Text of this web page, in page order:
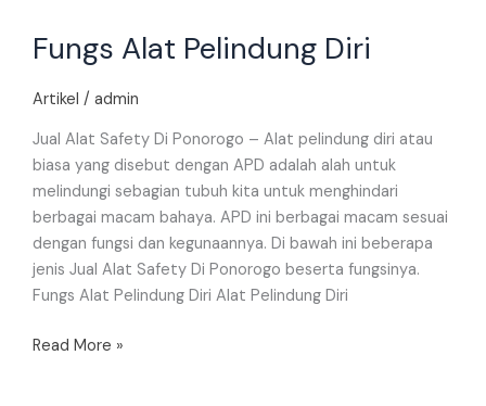
Fungs Alat Pelindung Diri
Artikel / admin
Jual Alat Safety Di Ponorogo – Alat pelindung diri atau
biasa yang disebut dengan APD adalah alah untuk
melindungi sebagian tubuh kita untuk menghindari
berbagai macam bahaya. APD ini berbagai macam sesuai
dengan fungsi dan kegunaannya. Di bawah ini beberapa
jenis Jual Alat Safety Di Ponorogo beserta fungsinya.
Fungs Alat Pelindung Diri Alat Pelindung Diri
Alat
Pelindung
Diri
Read More »